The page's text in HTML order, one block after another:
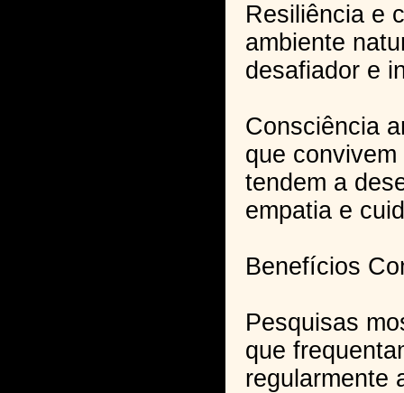
Resiliência e
ambiente
desafiador e
Consciência
que
tendem a
empatia e
Benefícios
Pesquisas
que
regularmente